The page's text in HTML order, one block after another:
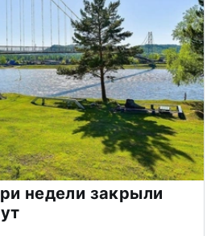
недели закрыли